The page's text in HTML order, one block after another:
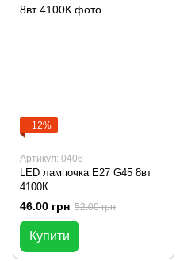
−12%
Артикул: 0406
LED лампочка E27 G45 8вт
4100К
46.00 грн 52.00 грн
Купити